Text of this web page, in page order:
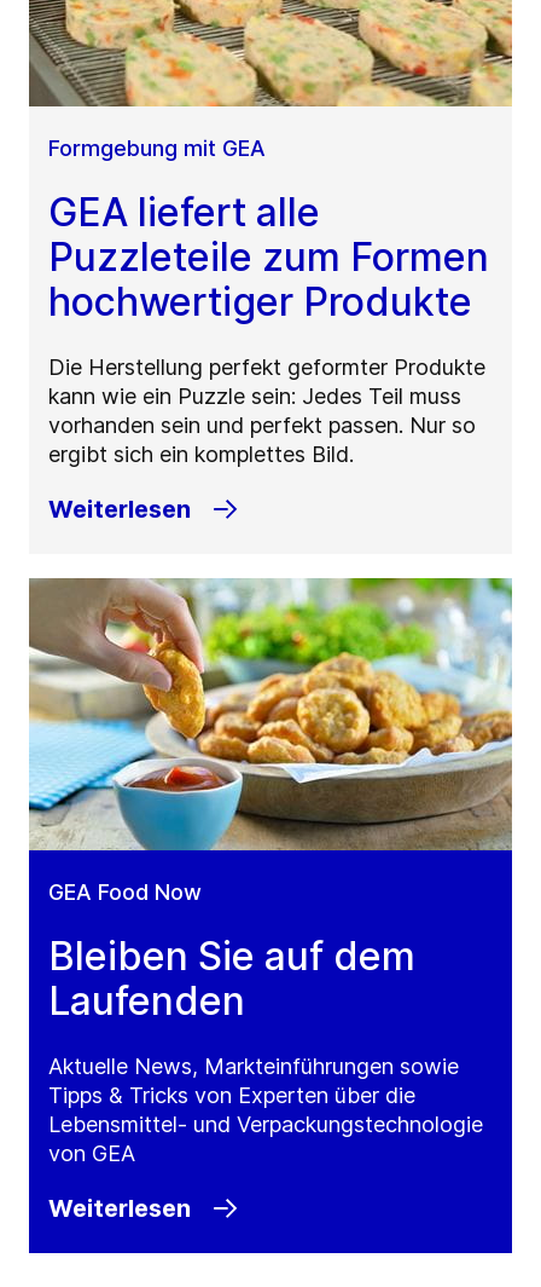
Formgebung mit GEA
GEA liefert alle
Puzzleteile zum Formen
hochwertiger Produkte
Die Herstellung perfekt geformter Produkte
kann wie ein Puzzle sein: Jedes Teil muss
vorhanden sein und perfekt passen. Nur so
ergibt sich ein komplettes Bild.
Weiterlesen
GEA Food Now
Bleiben Sie auf dem
Laufenden
Aktuelle News, Markteinführungen sowie
Tipps & Tricks von Experten über die
Lebensmittel- und Verpackungstechnologie
von GEA
Weiterlesen